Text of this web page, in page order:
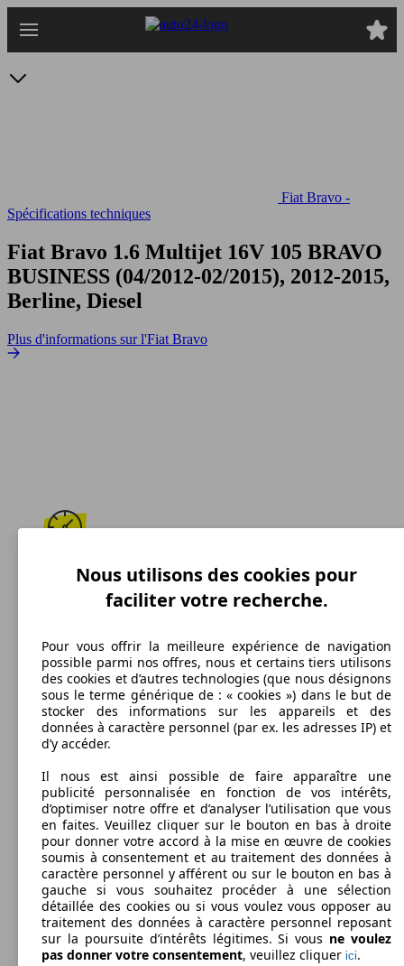
au
Fiat Bravo -
Spécifications techniques
Fiat Bravo 1.6 Multijet 16V 105 BRAVO
BUSINESS (04/2012-02/2015), 2012-2015,
Berline, Diesel
Plus d'informations sur l'Fiat Bravo
187 km/h
Vitesse maximale
Diesel
Carburant
115 g/km
Émissions de CO2 (combinées)*
Ø 4.4 l/100km
Consommation
Nous utilisons des cookies pour
faciliter votre recherche.
Pour vous offrir la meilleure expérience de navigation
possible parmi nos offres, nous et certains tiers utilisons
des cookies et d’autres technologies (que nous désignons
sous le terme générique de : « cookies ») dans le but de
stocker des informations sur les appareils et des
données à caractère personnel (par ex. les adresses IP) et
d’y accéder.
Il nous est ainsi possible de faire apparaître une
publicité personnalisée en fonction de vos intérêts,
d’optimiser notre offre et d’analyser l’utilisation que vous
en faites. Veuillez cliquer sur le bouton en bas à droite
pour donner votre accord à la mise en œuvre de cookies
soumis à consentement et au traitement des données à
caractère personnel y afférent ou sur le bouton en bas à
gauche si vous souhaitez procéder à une sélection
détaillée des cookies ou si vous voulez vous opposer au
traitement des données à caractère personnel reposant
sur la poursuite d’intérêts légitimes. Si vous ne voulez
pas donner votre consentement, veuillez cliquer ici.